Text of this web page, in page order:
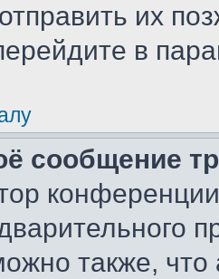
их
в
сообщение
также, что